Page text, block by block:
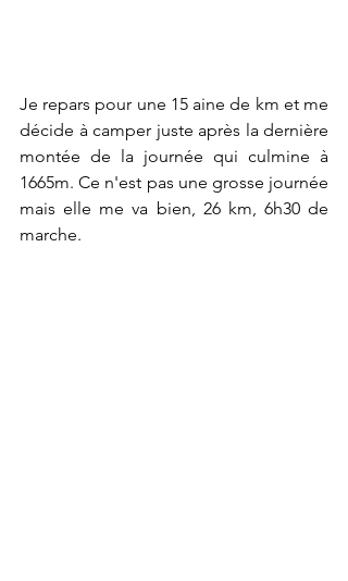
Je repars pour une 15 aine de km et me
décide à camper juste après la dernière
montée de la journée qui culmine à
1665m. Ce n'est pas une grosse journée
mais elle me va bien, 26 km, 6h30 de
marche.